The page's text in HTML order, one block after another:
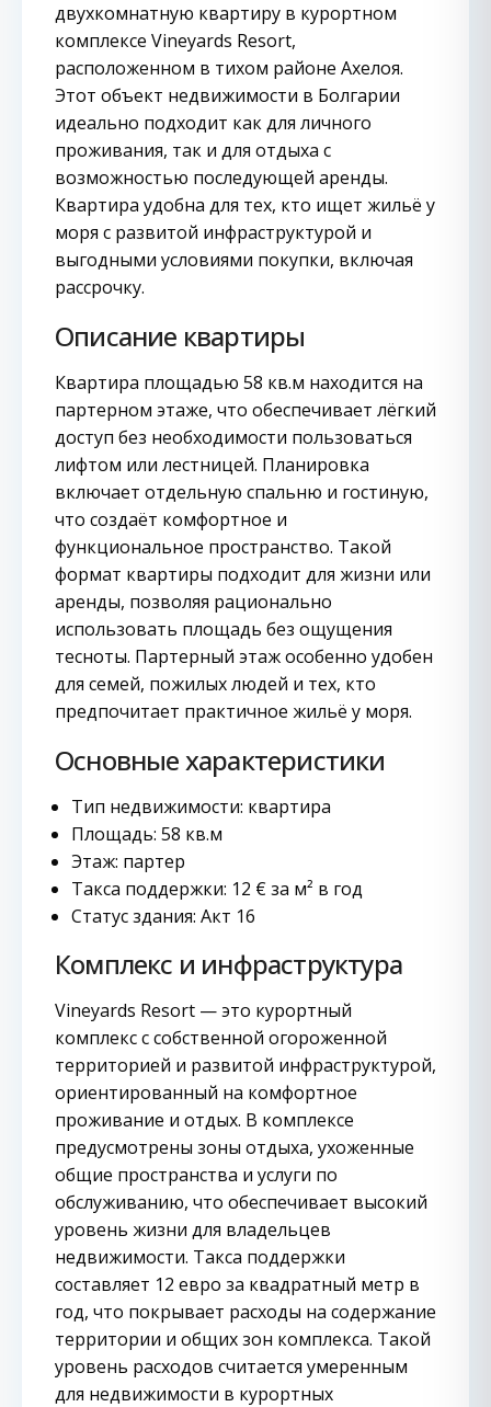
двухкомнатную квартиру в курортном
комплексе Vineyards Resort,
расположенном в тихом районе Ахелоя.
Этот объект недвижимости в Болгарии
идеально подходит как для личного
проживания, так и для отдыха с
возможностью последующей аренды.
Квартира удобна для тех, кто ищет жильё у
моря с развитой инфраструктурой и
выгодными условиями покупки, включая
рассрочку.
Описание квартиры
Квартира площадью 58 кв.м находится на
партерном этаже, что обеспечивает лёгкий
доступ без необходимости пользоваться
лифтом или лестницей. Планировка
включает отдельную спальню и гостиную,
что создаёт комфортное и
функциональное пространство. Такой
формат квартиры подходит для жизни или
аренды, позволяя рационально
использовать площадь без ощущения
тесноты. Партерный этаж особенно удобен
для семей, пожилых людей и тех, кто
предпочитает практичное жильё у моря.
Основные характеристики
Тип недвижимости: квартира
Площадь: 58 кв.м
Этаж: партер
Такса поддержки: 12 € за м² в год
Статус здания: Акт 16
Комплекс и инфраструктура
Vineyards Resort — это курортный
комплекс с собственной огороженной
территорией и развитой инфраструктурой,
ориентированный на комфортное
проживание и отдых. В комплексе
предусмотрены зоны отдыха, ухоженные
общие пространства и услуги по
обслуживанию, что обеспечивает высокий
уровень жизни для владельцев
недвижимости. Такса поддержки
составляет 12 евро за квадратный метр в
год, что покрывает расходы на содержание
территории и общих зон комплекса. Такой
уровень расходов считается умеренным
для недвижимости в курортных